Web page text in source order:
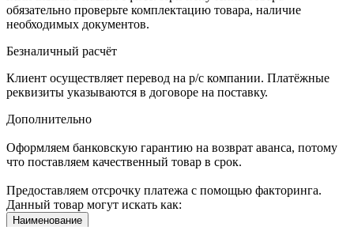
обязательно проверьте комплектацию товара, наличие
необходимых документов.
Безналичный расчёт
Клиент осуществляет перевод на р/с компании. Платёжные
реквизиты указываются в договоре на поставку.
Дополнительно
Оформляем банковскую гарантию на возврат аванса, потому
что поставляем качественный товар в срок.
Предоставляем отсрочку платежа с помощью факторинга.
Данный товар могут искать как:
Наименование